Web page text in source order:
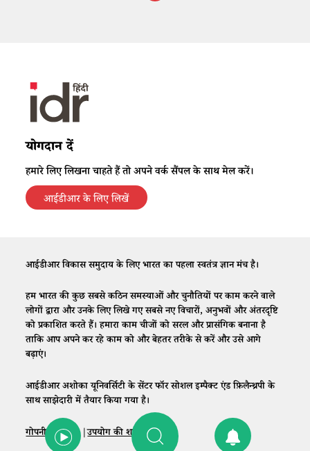
योगदान दें
हमारे लिए लिखना चाहते हैं तो अपने वर्क सैंपल के साथ मेल करें।
आईडीआर के लिए लिखें
आईडीआर विकास समुदाय के लिए भारत का पहला स्वतंत्र ज्ञान मंच है।
हम भारत की कुछ सबसे कठिन समस्याओं और चुनौतियों पर काम करने वाले
लोगों द्वारा और उनके लिए लिखे गए सबसे नए विचारों, अनुभवों और अंतरदृष्टि
को प्रकाशित करते हैं। हमारा काम चीजों को सरल और प्रासंगिक बनाना है
ताकि आप अपने कर रहे काम को और बेहतर तरीके से करें और उसे आगे
बढ़ाएं।
आईडीआर अशोका यूनिवर्सिटी के सेंटर फॉर सोशल इम्पैक्ट एंड फ़िलैन्थ्रपी के
साथ साझेदारी में तैयार किया गया है।
गोपनीयता नीति|उपयोग की शर्तें |संपर्क